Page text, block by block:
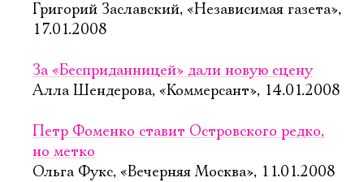
Григорий Заславский, «Независимая газета»,
17.01.2008
За «Бесприданницей» дали новую сцену
Алла Шендерова, «Коммерсант», 14.01.2008
Петр Фоменко ставит Островского редко,
но метко
Ольга Фукс, «Вечерняя Москва», 11.01.2008